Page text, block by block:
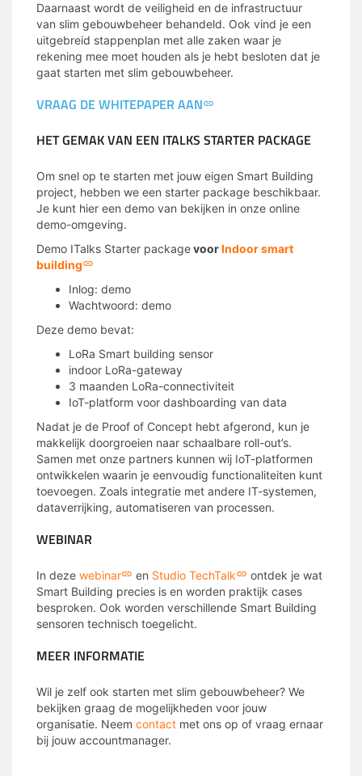
Daarnaast wordt de veiligheid en de infrastructuur
van slim gebouwbeheer behandeld. Ook vind je een
uitgebreid stappenplan met alle zaken waar je
rekening mee moet houden als je hebt besloten dat je
gaat starten met slim gebouwbeheer.
VRAAG DE WHITEPAPER AAN
HET GEMAK VAN EEN ITALKS STARTER PACKAGE
Om snel op te starten met jouw eigen Smart Building
project, hebben we een starter package beschikbaar.
Je kunt hier een demo van bekijken in onze online
demo-omgeving.
Demo ITalks Starter packagevoorIndoor smart
building
Inlog: demo
Wachtwoord: demo
Deze demo bevat:
LoRa Smart building sensor
indoor LoRa-gateway
3 maanden LoRa-connectiviteit
IoT-platform voor dashboarding van data
Nadat je de Proof of Concept hebt afgerond, kun je
makkelijk doorgroeien naar schaalbare roll-out’s.
Samen met onze partners kunnen wij IoT-platformen
ontwikkelen waarin je eenvoudig functionaliteiten kunt
toevoegen. Zoals integratie met andere IT-systemen,
dataverrijking, automatiseren van processen.
WEBINAR
In deze webinar en Studio TechTalk
ontdek je wat
Smart Building precies is en worden praktijk cases
besproken. Ook worden verschillende Smart Building
sensoren technisch toegelicht.
MEER INFORMATIE
Wil je zelf ook starten met slim gebouwbeheer? We
bekijken graag de mogelijkheden voor jouw
organisatie. Neem contact met ons op of vraag ernaar
bij jouw accountmanager.